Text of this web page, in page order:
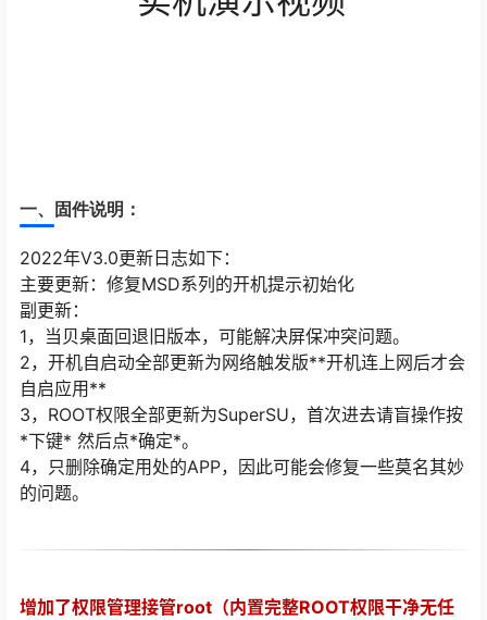
一、固件说明：
2022年V3.0更新日志如下：
主要更新：修复MSD系列的开机提示初始化
副更新：
1，当贝桌面回退旧版本，可能解决屏保冲突问题。
2，开机自启动全部更新为网络触发版**开机连上网后才会
自启应用**
3，ROOT权限全部更新为SuperSU，首次进去请盲操作按
*下键* 然后点*确定*。
4，只删除确定用处的APP，因此可能会修复一些莫名其妙
的问题。
增加了权限管理接管root（内置完整ROOT权限干净无任